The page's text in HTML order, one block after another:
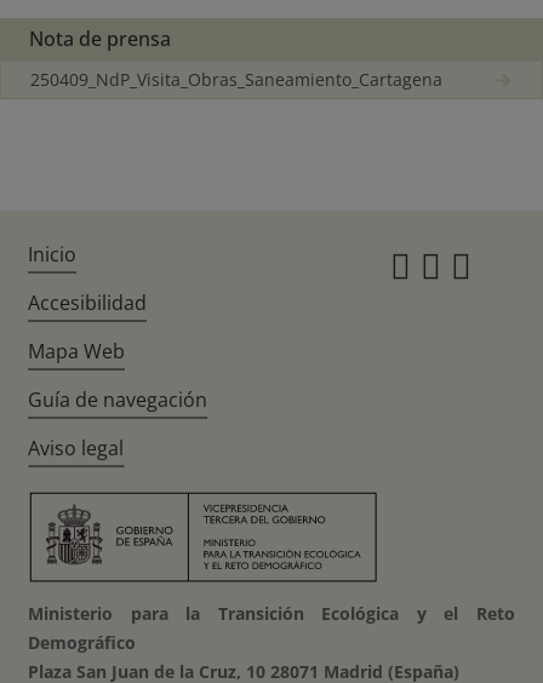
Nota de prensa
250409_NdP_Visita_Obras_Saneamiento_Cartagena
Inicio
Accesibilidad
Mapa Web
Guía de navegación
Aviso legal
Ministerio para la Transición Ecológica y el Reto
Demográfico
Plaza San Juan de la Cruz, 10 28071 Madrid (España)